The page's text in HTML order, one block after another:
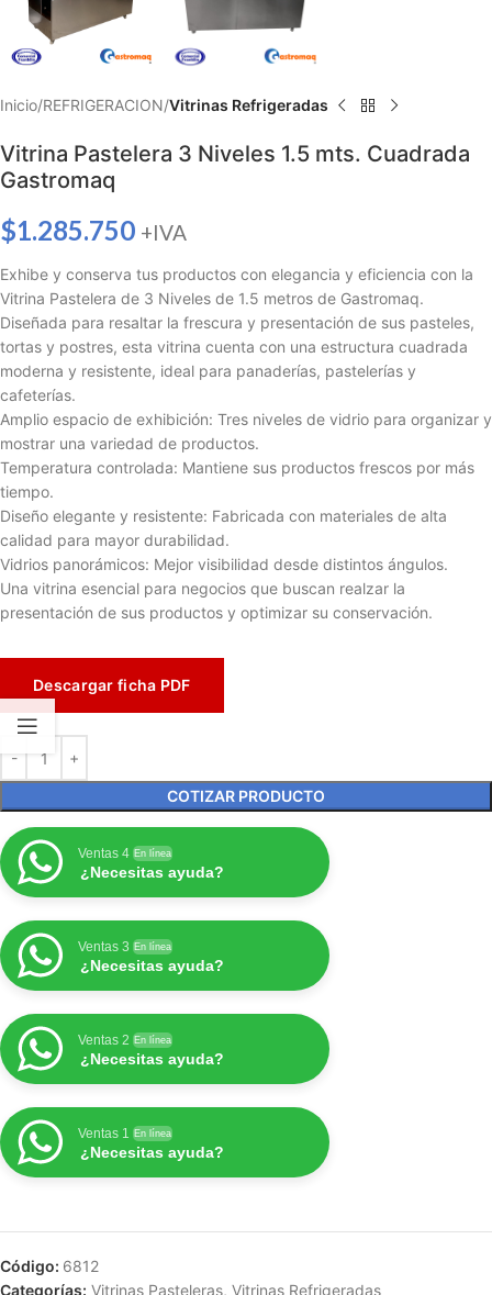
Inicio REFRIGERACION Vitrinas Refrigeradas
Vitrina Pastelera 3 Niveles 1.5 mts. Cuadrada
Gastromaq
$1.285.750 +IVA
Exhibe y conserva tus productos con elegancia y eficiencia con la
Vitrina Pastelera de 3 Niveles de 1.5 metros de Gastromaq.
Diseñada para resaltar la frescura y presentación de sus pasteles,
tortas y postres, esta vitrina cuenta con una estructura cuadrada
moderna y resistente, ideal para panaderías, pastelerías y
cafeterías.
Amplio espacio de exhibición: Tres niveles de vidrio para organizar y
mostrar una variedad de productos.
Temperatura controlada: Mantiene sus productos frescos por más
tiempo.
Diseño elegante y resistente: Fabricada con materiales de alta
calidad para mayor durabilidad.
Vidrios panorámicos: Mejor visibilidad desde distintos ángulos.
Una vitrina esencial para negocios que buscan realzar la
presentación de sus productos y optimizar su conservación.
Descargar ficha PDF
COTIZAR PRODUCTO
Ventas 4 En línea
¿Necesitas ayuda?
Ventas 3 En línea
¿Necesitas ayuda?
Ventas 2 En línea
¿Necesitas ayuda?
Ventas 1 En línea
¿Necesitas ayuda?
Código: 6812
Categorías: Vitrinas Pasteleras, Vitrinas Refrigeradas